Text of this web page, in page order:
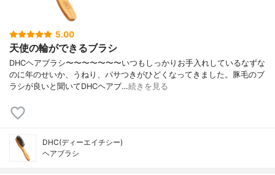
5.00
天使の輪ができるブラシ
DHCヘアブラシ〜〜〜〜〜〜〜いつもしっかりお手入れしているなずな
のに年のせいか、うねり、パサつきがひどくなってきました。豚毛のブ
ラシが良いと聞いてDHCヘアブ…続きを見る
DHC(ディーエイチシー)
ヘアブラシ